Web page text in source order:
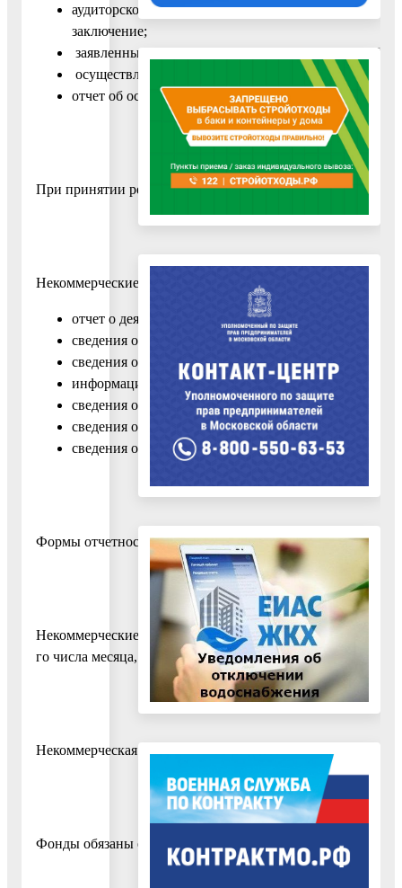
аудиторское
заключение;
заявленные для осуществления на территории РФ
осуществляемые на территории РФ программы и
отчет об осуществлении программ и исполнении
При принятии решения об изменении, в том числе
Некоммерческие организации, признанные
отчет о деятельности иностранного агента по
сведения об учредителях (о членах, об
сведения об иностранных источниках по форме
информацию о представлении аудиторского
сведения о заявленных для осуществления
сведения об осуществляемых программах, иных
сведения об изменении информации в
Формы отчетности и порядок заполнения содержатся в
Некоммерческие организации, признанные иностранными
го числа месяца, следующего за окончанием полугодия,
Некоммерческая организация, которая пользуется
Фонды обязаны ежегодно публиковать отчеты об